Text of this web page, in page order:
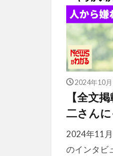
2024年10
【全文
二さん
2024年11
のインタビ